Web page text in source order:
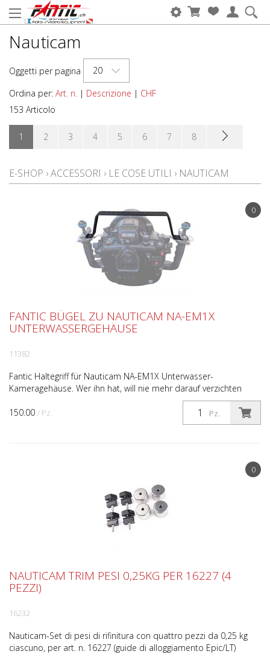
Nauticam
Oggetti per pagina
20
Ordina per: Art. n. | Descrizione | CHF
153 Articolo
1 2 3 4 5 6 7 8
E-SHOP ›ACCESSORI › LE COSE UTILI › NAUTICAM
0
150.00 / Pz. Pz.
FANTIC BÜGEL ZU NAUTICAM NA-EM1X
UNTERWASSERGEHÄUSE
11382
Fantic Haltegriff für Nauticam NA-EM1X Unterwasser-
Kameragehäuse. Wer ihn hat, will nie mehr darauf verzichten
müssen! Das perfekte UW-Kamera Haltesystem. Der Griffe ist ...
0
NAUTICAM TRIM PESI 0,25KG PER 16227 (4
PEZZI)
16232
Nauticam-Set di pesi di rifinitura con quattro pezzi da 0,25 kg
ciascuno, per art. n. 16227 (guide di alloggiamento Epic/LT)